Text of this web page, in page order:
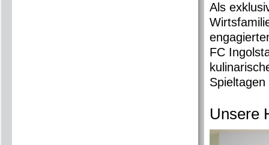
Als
FC
Unsere